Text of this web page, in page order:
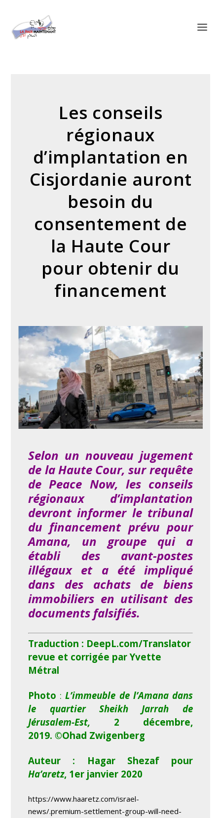
Les conseils
régionaux
d’implantation en
Cisjordanie auront
besoin du
consentement de
la Haute Cour
pour obtenir du
financement
Selon un nouveau jugement
de la Haute Cour, sur requête
de Peace Now, les conseils
régionaux d’implantation
devront informer le tribunal
du financement prévu pour
Amana, un groupe qui a
établi des avant-postes
illégaux et a été impliqué
dans des achats de biens
immobiliers en utilisant des
documents falsifiés.
Traduction : DeepL.com/Translator
revue et corrigée par Yvette
Métral
Photo :L’immeuble de l’Amana dans
le quartierSheikh Jarrah de
Jérusalem-Est, 2 décembre,
2019.©Ohad Zwigenberg
Auteur : Hagar Shezaf pour
Ha’aretz, 1er janvier 2020
https://www.haaretz.com/israel-
news/.premium-settlement-group-will-need-